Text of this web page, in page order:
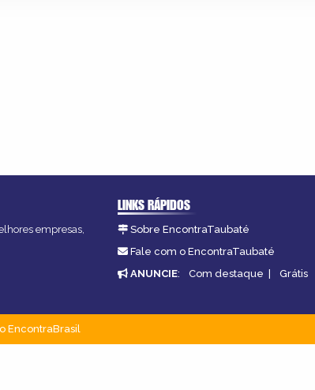
empresas,
LINKS RÁPIDOS
Sobre EncontraTaubaté
Fale com o EncontraTaubaté
ANUNCIE: Com destaque | Grátis
EncontraBrasil